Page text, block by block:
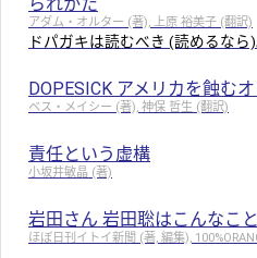
アダム・オルター (著), 上原 裕美子 (翻訳)
ドパガキは読むべき (読めるなら)
DOPESICK アメリカを蝕む
ベス・メイシー (著), 神保 哲生 (翻訳)
責任という虚構
小坂井敏晶 (著)
岩田さん 岩田聡はこんなこ
ほぼ日刊イトイ新聞 (著, 編集),